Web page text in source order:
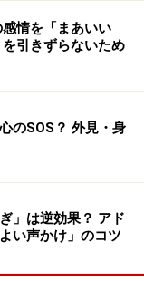
感情を「まあいい
引きずらないため
のSOS？ 外見・身
」は逆効果？ アド
い声かけ」のコツ